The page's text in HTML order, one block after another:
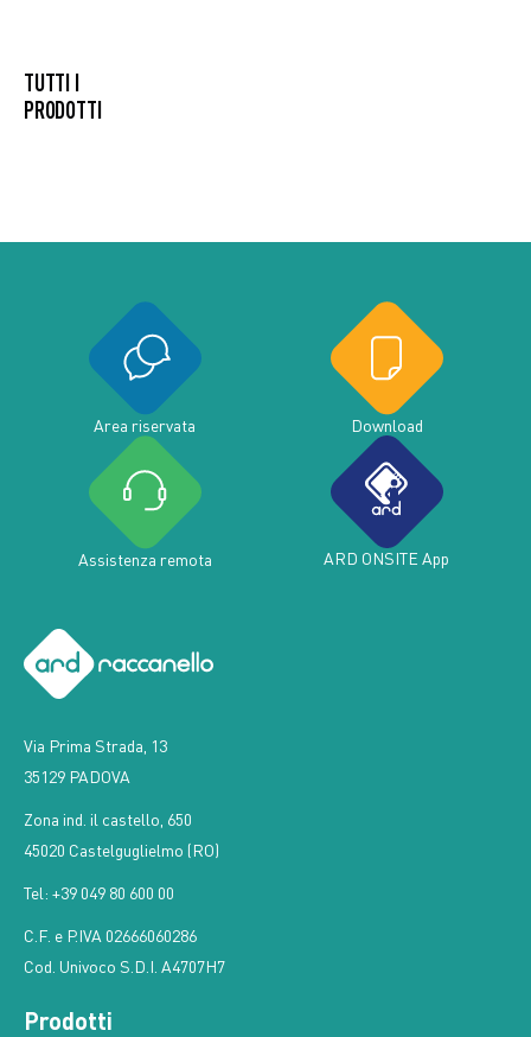
TUTTI I
PRODOTTI
Area riservata Download
Assistenza remota ARD ONSITE App
Via Prima Strada, 13
35129 PADOVA
Zona ind. il castello, 650
45020 Castelguglielmo (RO)
Tel: +39 049 80 600 00
C.F. e P.IVA 02666060286
Cod. Univoco S.D.I. A4707H7
Prodotti